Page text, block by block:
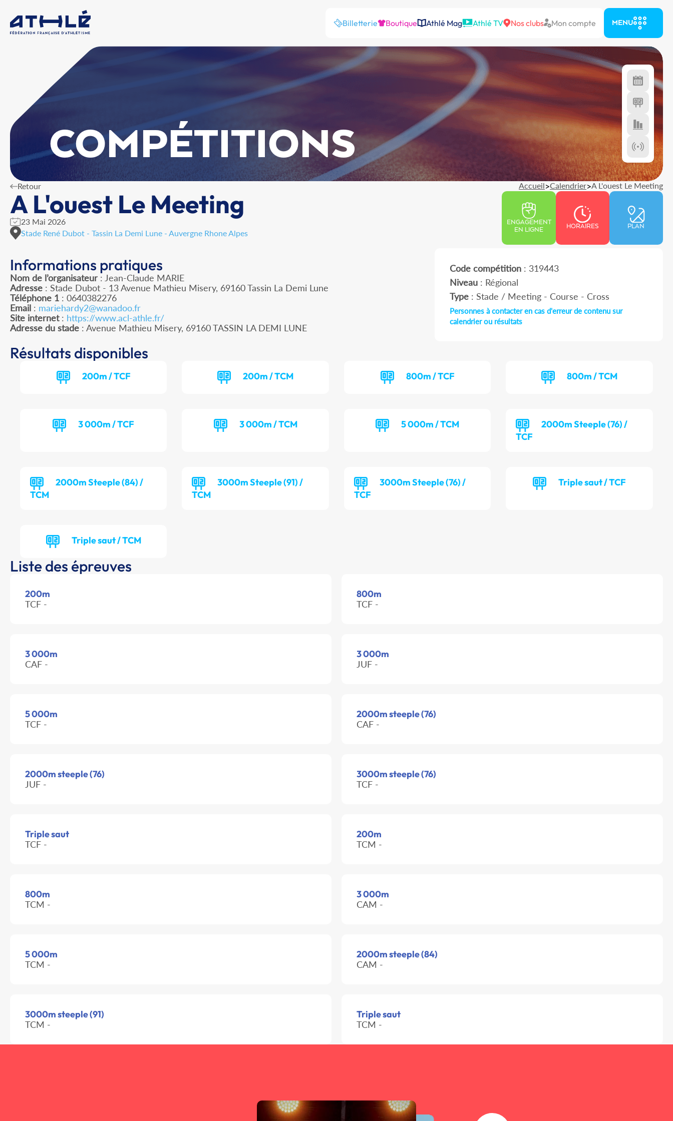
Billetterie Boutique Athlé Mag Athlé TV Nos clubs Mon compte MENU
COMPÉTITIONS
Retour Accueil>Calendrier>A L'ouest Le Meeting
A L'ouest Le Meeting
23 Mai 2026
Stade René Dubot - Tassin La Demi Lune - Auvergne Rhone Alpes
ENGAGEMENT
EN LIGNE
HORAIRES PLAN
Informations pratiques
Nom de l’organisateur : Jean-Claude MARIE
Adresse : Stade Dubot - 13 Avenue Mathieu Misery, 69160 Tassin La Demi Lune
Téléphone 1 : 0640382276
Email : mariehardy2@wanadoo.fr
Site internet: https://www.acl-athle.fr/
Adresse du stade : Avenue Mathieu Misery, 69160 TASSIN LA DEMI LUNE
Code compétition: 319443
Niveau: Régional
Type: Stade / Meeting - Course - Cross
Personnes à contacter en cas d'erreur de contenu sur
calendrier ou résultats
Résultats disponibles
200m / TCF 200m / TCM 800m / TCF 800m / TCM
3 000m / TCF 3 000m / TCM 5 000m / TCM
2000m Steeple (76) /
TCF
2000m Steeple (84) /
TCM
3000m Steeple (91) /
TCM
3000m Steeple (76) /
TCF
Triple saut / TCF
Triple saut / TCM
Liste des épreuves
200m
TCF -
800m
TCF -
3 000m
CAF -
3 000m
JUF -
5 000m
TCF -
2000m steeple (76)
CAF -
2000m steeple (76)
JUF -
3000m steeple (76)
TCF -
Triple saut
TCF -
200m
TCM -
800m
TCM -
3 000m
CAM -
5 000m
TCM -
2000m steeple (84)
CAM -
3000m steeple (91)
TCM -
Triple saut
TCM -